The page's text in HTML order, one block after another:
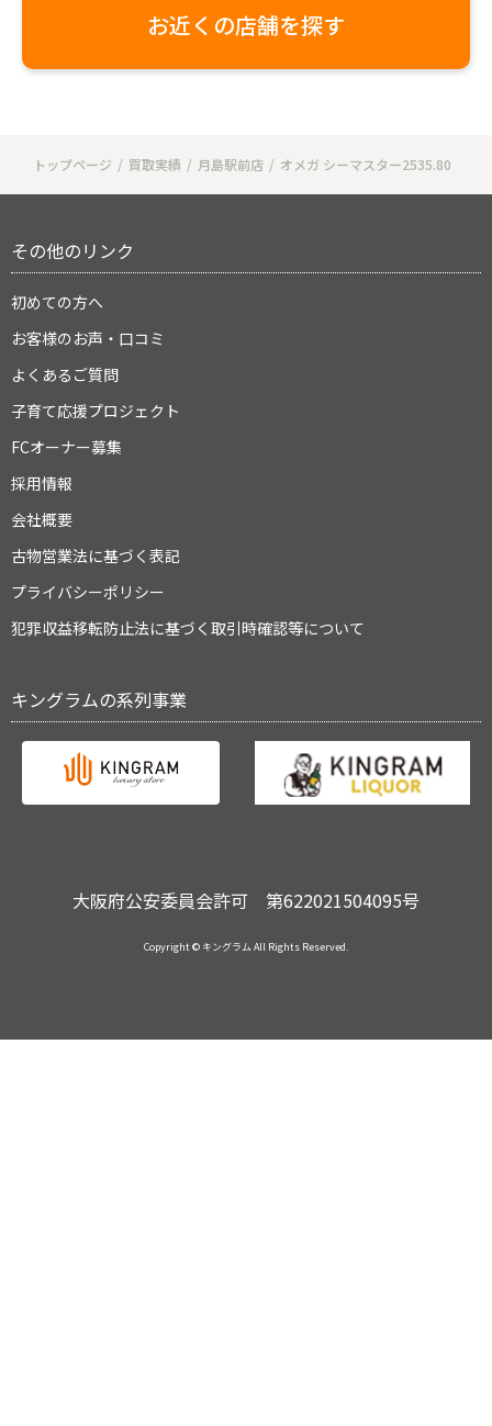
お近くの店舗を探す
トップページ 買取実績 月島駅前店 オメガ シーマスター2535.80
その他のリンク
初めての方へ
お客様のお声・口コミ
よくあるご質問
子育て応援プロジェクト
FCオーナー募集
採用情報
会社概要
古物営業法に基づく表記
プライバシーポリシー
犯罪収益移転防止法に基づく取引時確認等について
キングラムの系列事業
大阪府公安委員会許可 第622021504095号
Copyright © キングラム All Rights Reserved.